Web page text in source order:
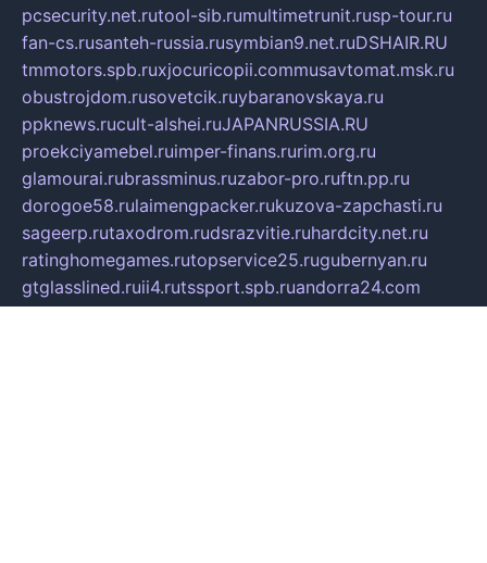
pcsecurity.net.rutool-sib.rumultimetrunit.rusp-tour.ru
fan-cs.rusanteh-russia.rusymbian9.net.ruDSHAIR.RU
tmmotors.spb.ruxjocuricopii.commusavtomat.msk.ru
obustrojdom.rusovetcik.ruybaranovskaya.ru
ppknews.rucult-alshei.ruJAPANRUSSIA.RU
proekciyamebel.ruimper-finans.rurim.org.ru
glamourai.rubrassminus.ruzabor-pro.ruftn.pp.ru
dorogoe58.rulaimengpacker.rukuzova-zapchasti.ru
sageerp.rutaxodrom.rudsrazvitie.ruhardcity.net.ru
ratinghomegames.rutopservice25.rugubernyan.ru
gtglasslined.ruii4.rutssport.spb.ruandorra24.com
blackwallstreet.ruoboimos.ruoptim-doors.com.ru